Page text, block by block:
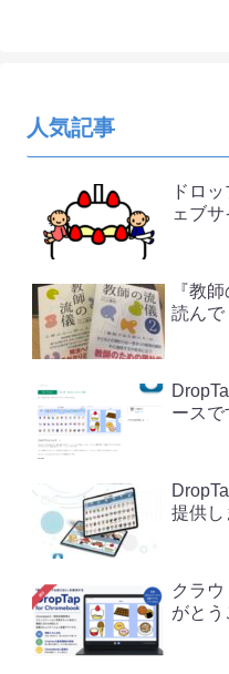
人気記事
ドロ
ェブ
『教
読んで
ースで
提供し
クラ
がとう